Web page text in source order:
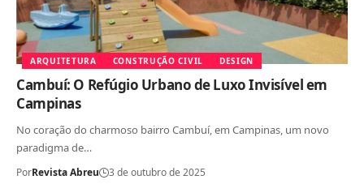
ARQUITETURA CONSTRUÇÃO CIVIL DESIGN
Cambuí: O Refúgio Urbano de Luxo Invisível em
Campinas
No coração do charmoso bairro Cambuí, em Campinas, um novo
paradigma de…
PorRevista Abreu 3 de outubro de 2025